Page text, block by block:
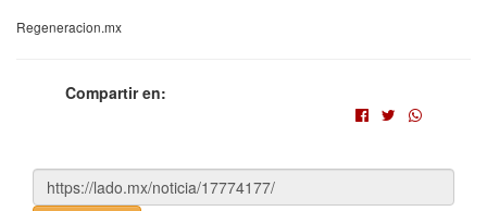
Regeneracion.mx
Compartir en: